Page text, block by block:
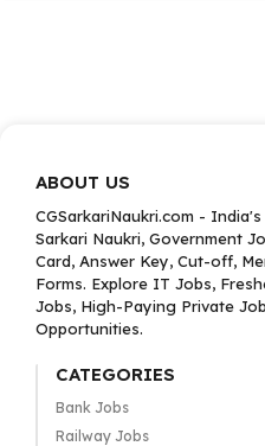
ABOUT US
CGSarkariNaukri.com -
Sarkari Naukri, Government
Card, Answer Key, Cut-off,
Forms. Explore IT Jobs,
Jobs, High-Paying Private
Opportunities.
CATEGORIES
Bank Jobs
Railway Jobs